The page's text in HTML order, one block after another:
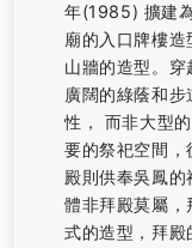
年(1985) 擴建
廟的入口牌樓造
山牆的造型。
廣闊的綠蔭和
性， 而非大型
要的祭祀空間，
殿則供奉吳鳳
體非拜殿莫屬，
式的造型，拜